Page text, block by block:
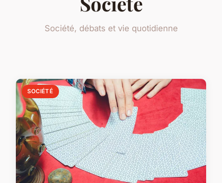
Société, débats et vie quotidienne
SOCIÉTÉ